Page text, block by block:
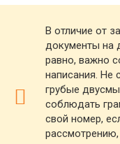
В отличие от
документы на
равно, важно
написания. Не
грубые
соблюдать
свой номер,